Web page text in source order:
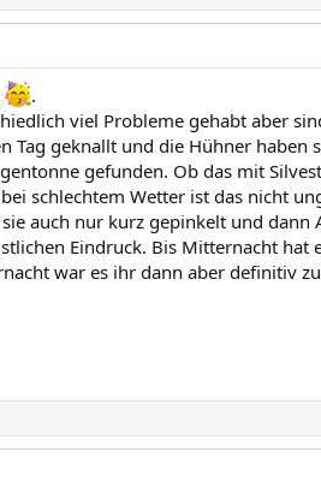
.
viel Probleme gehabt aber
geknallt und die Hühner haben
gefunden. Ob das mit
schlechtem Wetter ist das nicht
auch nur kurz gepinkelt und
Eindruck. Bis Mitternacht
war es ihr dann aber definitiv